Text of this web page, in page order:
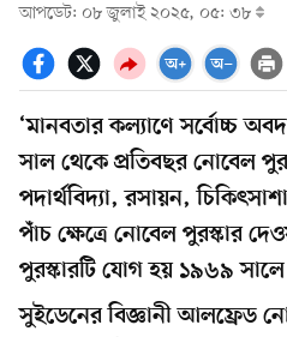
আপডেট: ০৮ জুলাই ২০২৫, ০৫: ৩৮
‘মানবতার কল্যাণে সর্বোচ্চ
সাল থেকে প্রতিবছর নোবেল
পদার্থবিদ্যা, রসায়ন,
পাঁচ ক্ষেত্রে নোবেল পুরস্কার
পুরস্কারটি যোগ হয় ১৯৬৯
সুইডেনের বিজ্ঞানী আলফ্রেড